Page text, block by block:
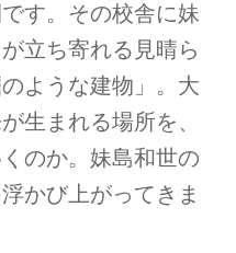
す。その校舎に妹
立ち寄れる見晴ら
ような建物」。大
生まれる場所を、
のか。妹島和世の
かび上がってきま